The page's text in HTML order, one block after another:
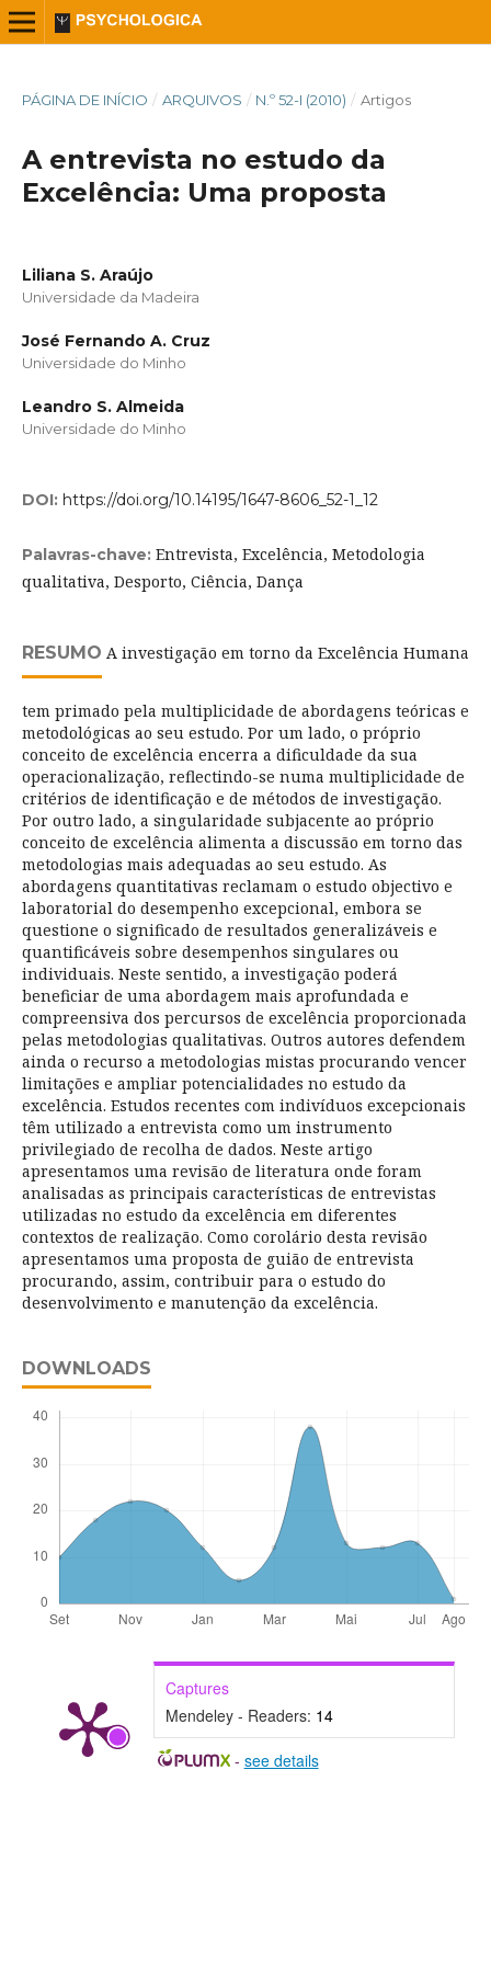
PÁGINA DE INÍCIO / ARQUIVOS / N.º 52-I (2010) / Artigos
A entrevista no estudo da
Excelência: Uma proposta
Liliana S. Araújo
Universidade da Madeira
José Fernando A. Cruz
Universidade do Minho
Leandro S. Almeida
Universidade do Minho
DOI: https://doi.org/10.14195/1647-8606_52-1_12
Palavras-chave: Entrevista, Excelência, Metodologia
qualitativa, Desporto, Ciência, Dança
RESUMO A investigação em torno da Excelência Humana
tem primado pela multiplicidade de abordagens teóricas e
metodológicas ao seu estudo. Por um lado, o próprio
conceito de excelência encerra a dificuldade da sua
operacionalização, reflectindo-se numa multiplicidade de
critérios de identificação e de métodos de investigação.
Por outro lado, a singularidade subjacente ao próprio
conceito de excelência alimenta a discussão em torno das
metodologias mais adequadas ao seu estudo. As
abordagens quantitativas reclamam o estudo objectivo e
laboratorial do desempenho excepcional, embora se
questione o significado de resultados generalizáveis e
quantificáveis sobre desempenhos singulares ou
individuais. Neste sentido, a investigação poderá
beneficiar de uma abordagem mais aprofundada e
compreensiva dos percursos de excelência proporcionada
pelas metodologias qualitativas. Outros autores defendem
ainda o recurso a metodologias mistas procurando vencer
limitações e ampliar potencialidades no estudo da
excelência. Estudos recentes com indivíduos excepcionais
têm utilizado a entrevista como um instrumento
privilegiado de recolha de dados. Neste artigo
apresentamos uma revisão de literatura onde foram
analisadas as principais características de entrevistas
utilizadas no estudo da excelência em diferentes
contextos de realização. Como corolário desta revisão
apresentamos uma proposta de guião de entrevista
procurando, assim, contribuir para o estudo do
desenvolvimento e manutenção da excelência.
DOWNLOADS
Captures
Mendeley - Readers: 14
- see details